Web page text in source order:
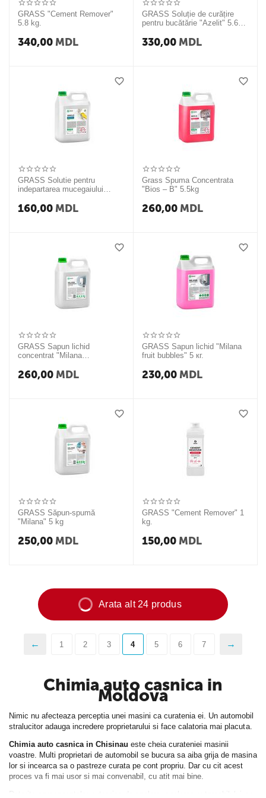
Chimia auto casnica in
Moldova
Nimic nu afecteaza perceptia unei masini ca curatenia ei. Un automobil
stralucitor adauga incredere proprietarului si face calatoria mai placuta.
Chimia auto casnica in Chisinau este cheia curateniei masinii
voastre. Multi proprietari de automobil se bucura sa aiba grija de masina
lor si incearca sa o pastreze curata pe cont propriu. Dar cu cit acest
proces va fi mai usor si mai convenabil, cu atit mai bine.
GRASS "Cement Remover"
5.8 kg.
340,00 MDL
GRASS Soluție de curățire
pentru bucătărie "Azelit" 5.6
330,00 MDL
GRASS Solutie pentru
indepartarea mucegaiului
160,00 MDL
Grass Spuma Concentrata
"Bios – B" 5.5kg
260,00 MDL
GRASS Sapun lichid
concentrat "Milana
260,00 MDL
GRASS Sapun lichid "Milana
fruit bubbles" 5 кг.
230,00 MDL
GRASS Săpun-spumă
"Milana" 5 kg
250,00 MDL
GRASS "Cement Remover" 1
kg.
150,00 MDL
Arata alt 24 produs
1 2 3 4 5 6 7